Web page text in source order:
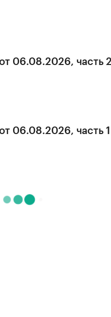
06.08.2026, часть 2
06.08.2026, часть 1